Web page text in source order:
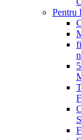
Pentru